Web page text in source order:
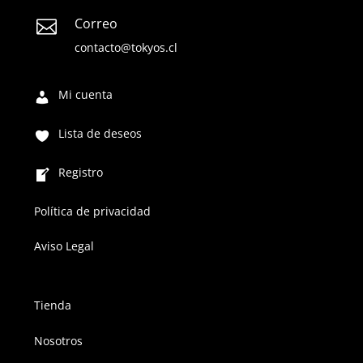
 Correo
contacto@tokyos.cl
Mi cuenta
Lista de deseos
Registro
Política de privacidad
Aviso Legal
Tienda
Nosotros